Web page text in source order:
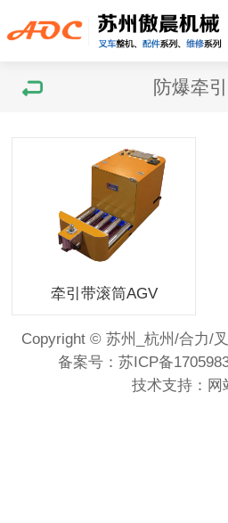
防爆牵
牵引带滚筒AGV
Copyright © 苏州_杭州/合力/
备案号： 苏ICP备
技术支持： 网